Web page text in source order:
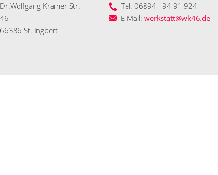
Dr.Wolfgang Krämer Str.
46
66386 St. Ingbert
Tel: 06894 - 94 91 924
E-Mail: werkstatt@wk46.de